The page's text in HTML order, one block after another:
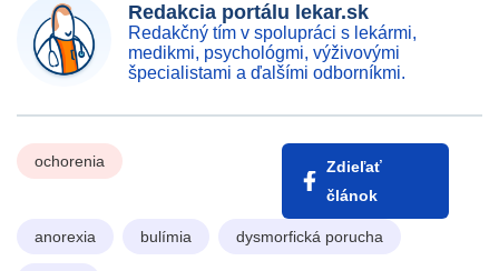
Redakcia portálu lekar.sk
Redakčný tím v spolupráci s lekármi,
medikmi, psychológmi, výživovými
špecialistami a ďalšími odborníkmi.
ochorenia
Zdieľať
článok
anorexia bulímia dysmorfická porucha